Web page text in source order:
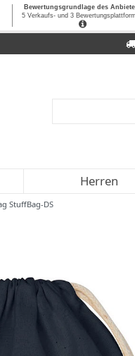
Herren
StuffBag-DS